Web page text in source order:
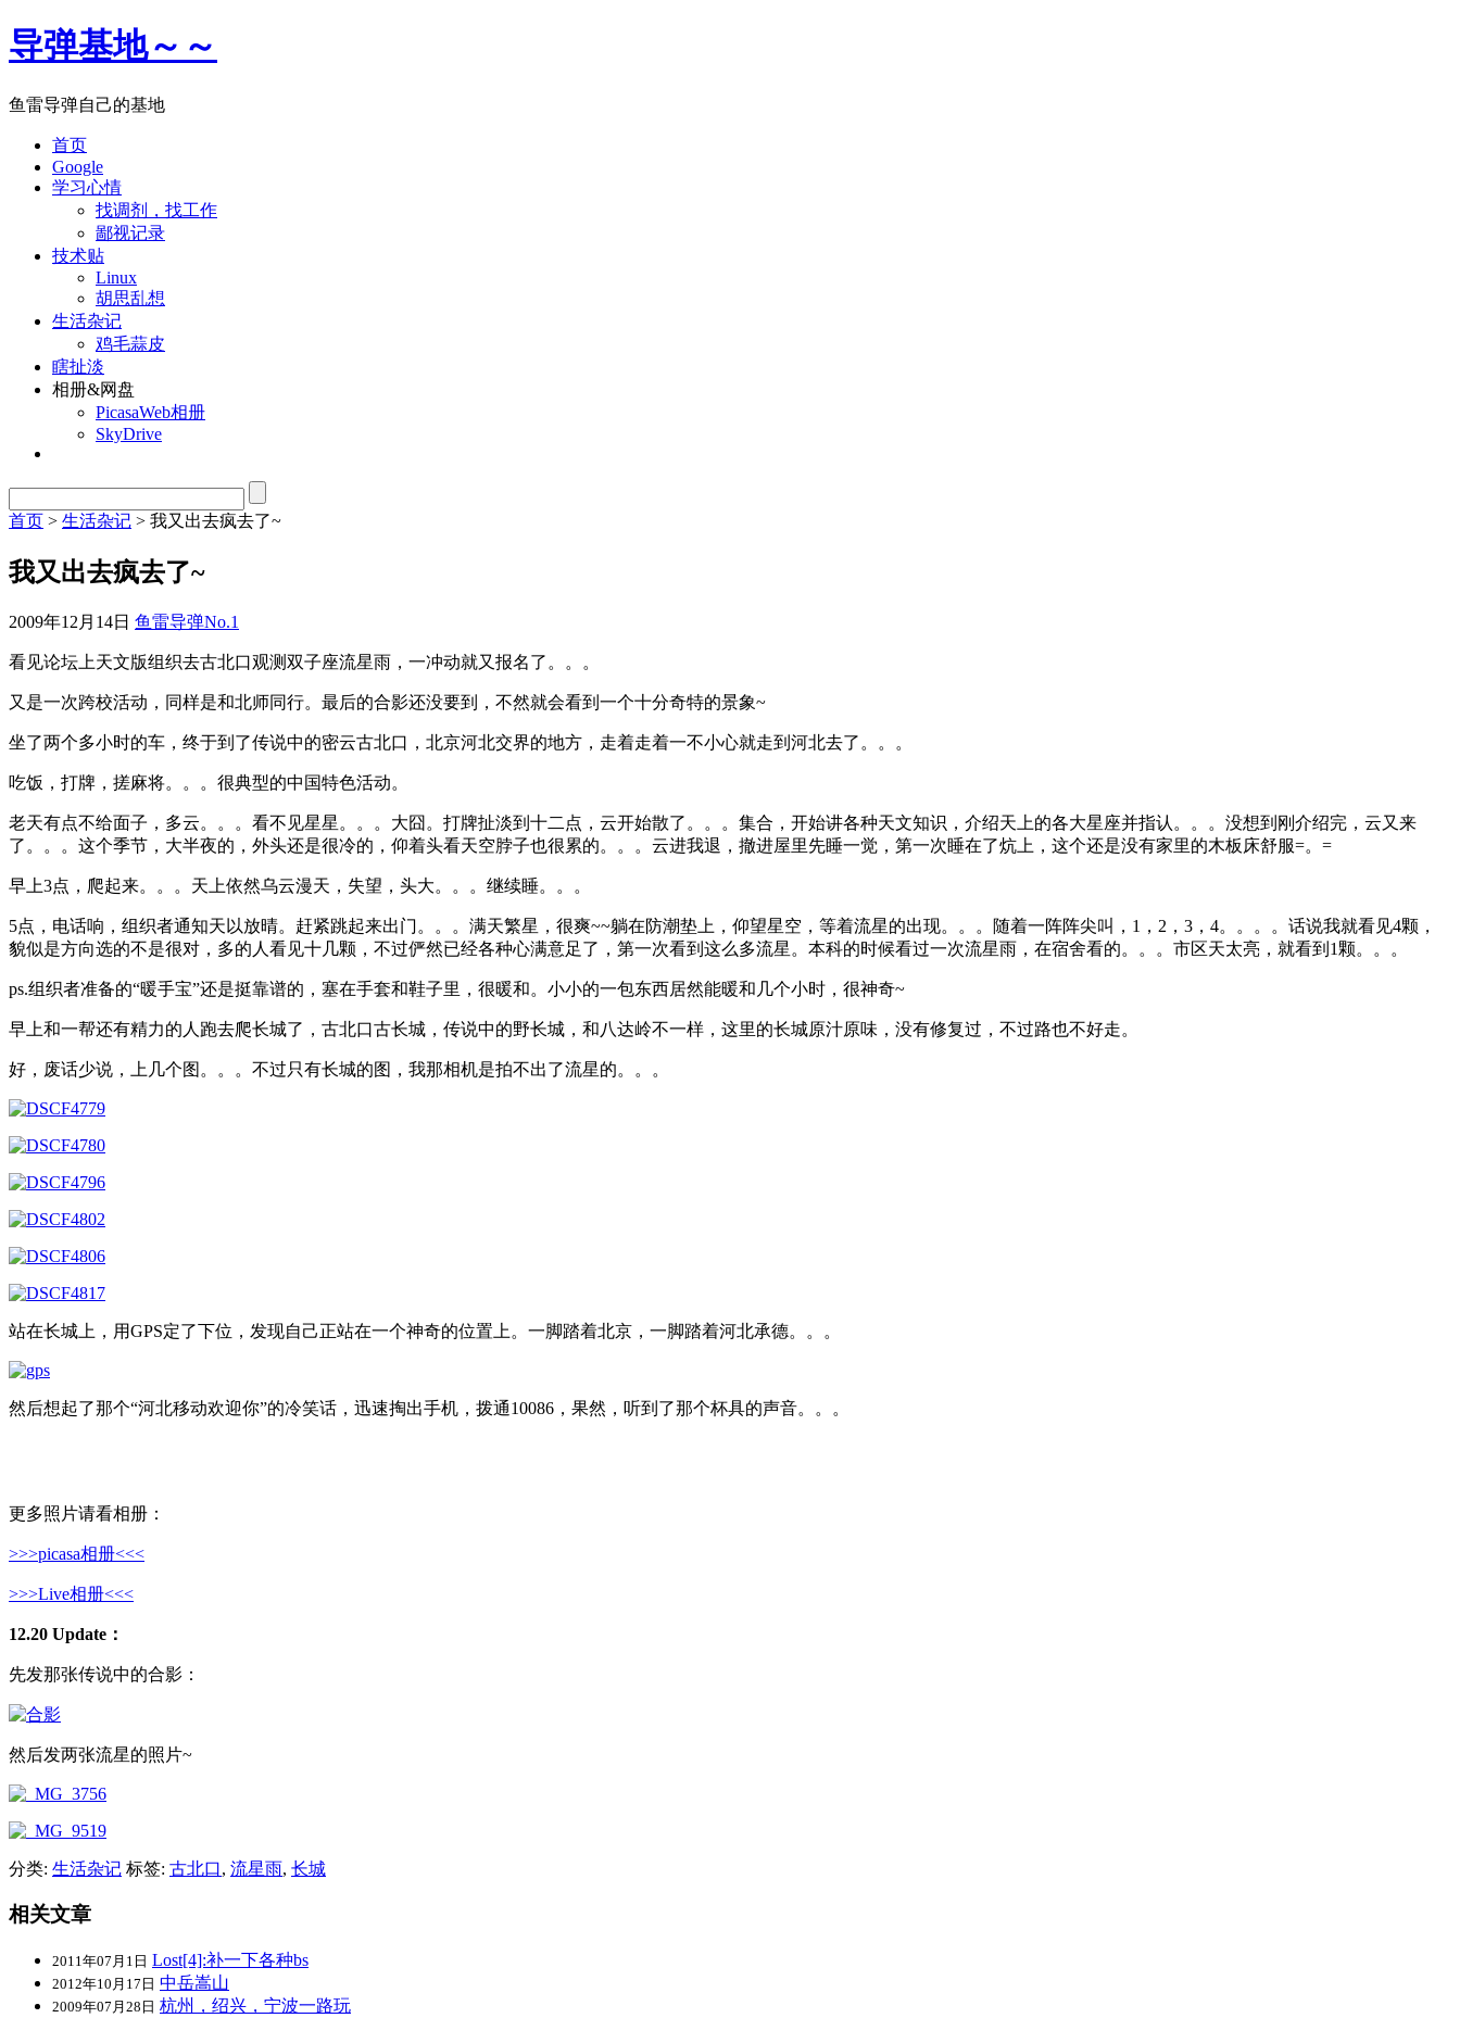
导弹基地～～
鱼雷导弹自己的基地
首页
Google
学习心情
找调剂，找工作
鄙视记录
技术贴
Linux
胡思乱想
生活杂记
鸡毛蒜皮
瞎扯淡
相册&网盘
PicasaWeb相册
SkyDrive
首页 > 生活杂记 > 我又出去疯去了~
我又出去疯去了~
2009年12月14日 鱼雷导弹No.1
看见论坛上天文版组织去古北口观测双子座流星雨，一冲动就又报名了。。。
又是一次跨校活动，同样是和北师同行。最后的合影还没要到，不然就会看到一个十分奇特的景象~
坐了两个多小时的车，终于到了传说中的密云古北口，北京河北交界的地方，走着走着一不小心就走到河北去了。。。
吃饭，打牌，搓麻将。。。很典型的中国特色活动。
老天有点不给面子，多云。。。看不见星星。。。大囧。打牌扯淡到十二点，云开始散了。。。集合，开始讲各种天文知识，介绍天上的各大星座并指认。。。没想到刚介绍完，云又来
了。。。这个季节，大半夜的，外头还是很冷的，仰着头看天空脖子也很累的。。。云进我退，撤进屋里先睡一觉，第一次睡在了炕上，这个还是没有家里的木板床舒服=。=
早上3点，爬起来。。。天上依然乌云漫天，失望，头大。。。继续睡。。。
5点，电话响，组织者通知天以放晴。赶紧跳起来出门。。。满天繁星，很爽~~躺在防潮垫上，仰望星空，等着流星的出现。。。随着一阵阵尖叫，1，2，3，4。。。。话说我就看见4颗，
貌似是方向选的不是很对，多的人看见十几颗，不过俨然已经各种心满意足了，第一次看到这么多流星。本科的时候看过一次流星雨，在宿舍看的。。。市区天太亮，就看到1颗。。。
ps.组织者准备的“暖手宝”还是挺靠谱的，塞在手套和鞋子里，很暖和。小小的一包东西居然能暖和几个小时，很神奇~
早上和一帮还有精力的人跑去爬长城了，古北口古长城，传说中的野长城，和八达岭不一样，这里的长城原汁原味，没有修复过，不过路也不好走。
好，废话少说，上几个图。。。不过只有长城的图，我那相机是拍不出了流星的。。。
站在长城上，用GPS定了下位，发现自己正站在一个神奇的位置上。一脚踏着北京，一脚踏着河北承德。。。
然后想起了那个“河北移动欢迎你”的冷笑话，迅速掏出手机，拨通10086，果然，听到了那个杯具的声音。。。
更多照片请看相册：
>>>picasa相册<<<
>>>Live相册<<<
12.20 Update：
先发那张传说中的合影：
然后发两张流星的照片~
分类: 生活杂记 标签: 古北口, 流星雨, 长城
相关文章
2011年07月1日 Lost[4]:补一下各种bs
2012年10月17日 中岳嵩山
2009年07月28日 杭州，绍兴，宁波一路玩